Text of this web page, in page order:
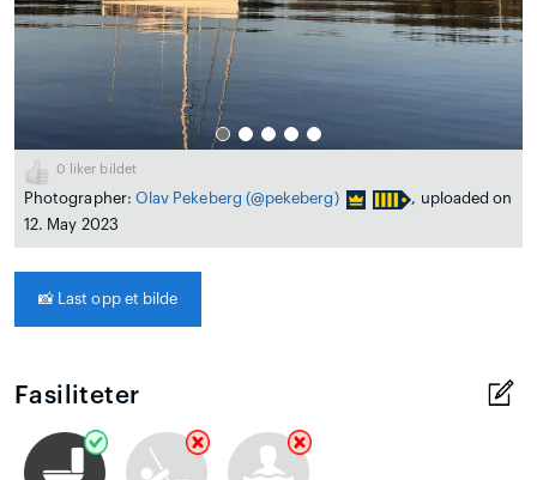
0 liker bildet
Photographer: Olav Pekeberg (@pekeberg)
, uploaded on
12. May 2023
📸 Last opp et bilde
Fasiliteter